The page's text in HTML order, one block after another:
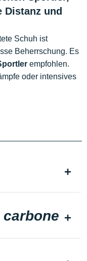
Distanz und
Schuh ist
Beherrschung. Es
empfohlen.
oder intensives